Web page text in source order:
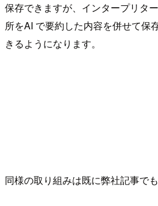
保存できますが、インタープリタ
所をAI で要約した内容を併せて保
きるようになります。
同様の取り組みは既に弊社記事で